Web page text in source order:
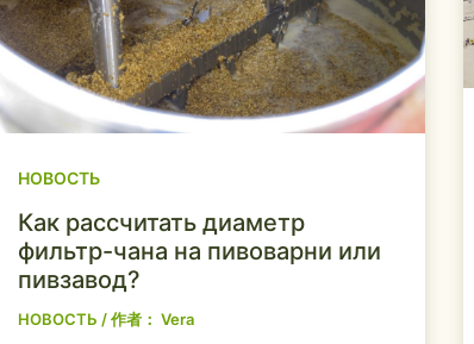
НОВОСТЬ
Как рассчитать диаметр
фильтр-чана на пивоварни или
пивзавод?
НОВОСТЬ / 作者： Vera